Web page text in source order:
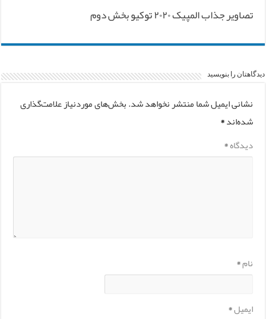
تصاویر جذاب المپیک ۲۰۲۰ توکیو بخش دوم
دیدگاهتان را بنویسید
نشانی ایمیل شما منتشر نخواهد شد.بخش‌های موردنیاز علامت‌گذاری
شده‌اند*
دیدگاه*
نام*
ایمیل*